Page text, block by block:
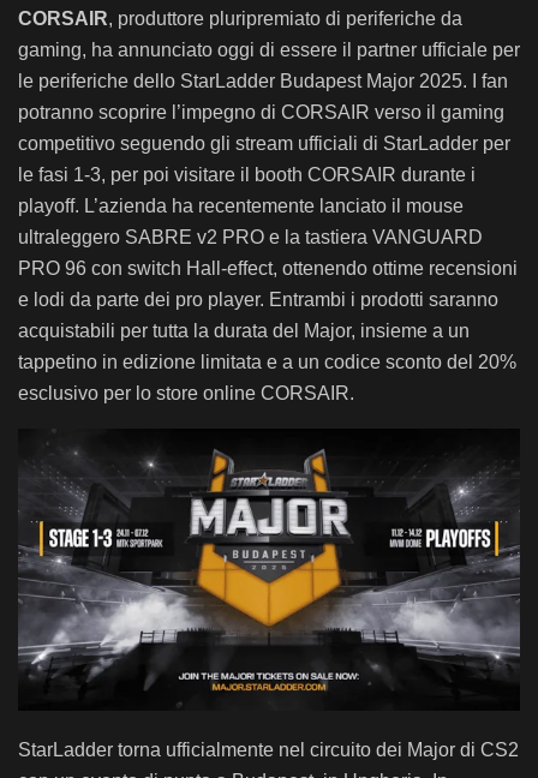
CORSAIR, produttore pluripremiato di periferiche da
gaming, ha annunciato oggi di essere il partner ufficiale per
le periferiche dello StarLadder Budapest Major 2025. I fan
potranno scoprire l’impegno di CORSAIR verso il gaming
competitivo seguendo gli stream ufficiali di StarLadder per
le fasi 1-3, per poi visitare il booth CORSAIR durante i
playoff. L’azienda ha recentemente lanciato il mouse
ultraleggero SABRE v2 PRO e la tastiera VANGUARD
PRO 96 con switch Hall-effect, ottenendo ottime recensioni
e lodi da parte dei pro player. Entrambi i prodotti saranno
acquistabili per tutta la durata del Major, insieme a un
tappetino in edizione limitata e a un codice sconto del 20%
esclusivo per lo store online CORSAIR.
StarLadder torna ufficialmente nel circuito dei Major di CS2